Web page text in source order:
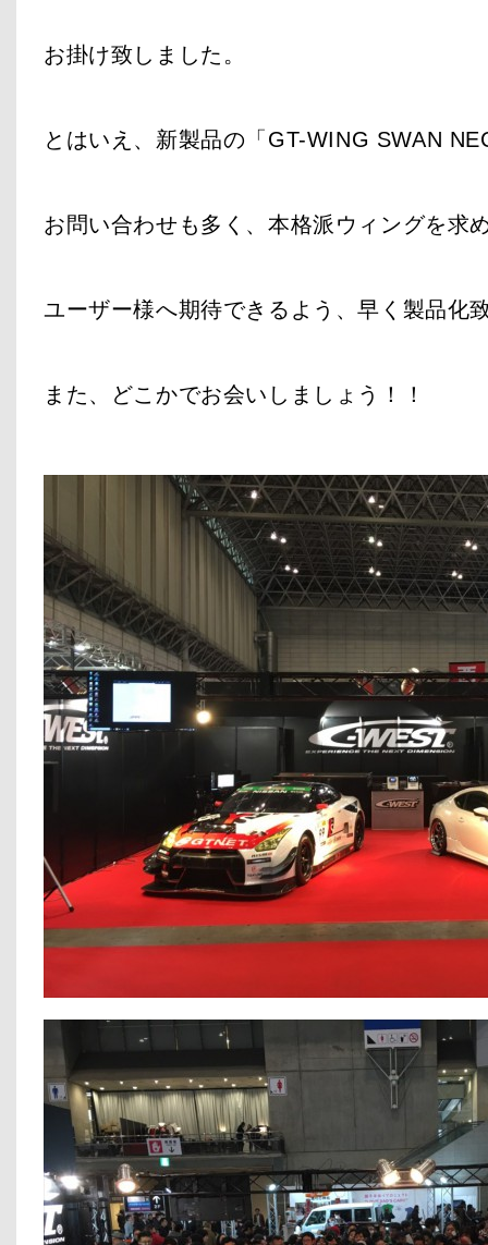
お掛け致しました。
とはいえ、新製品の「GT-WING SWAN
お問い合わせも多く、本格派ウィングを求
ユーザー様へ期待できるよう、早く製品化
また、どこかでお会いしましょう！！